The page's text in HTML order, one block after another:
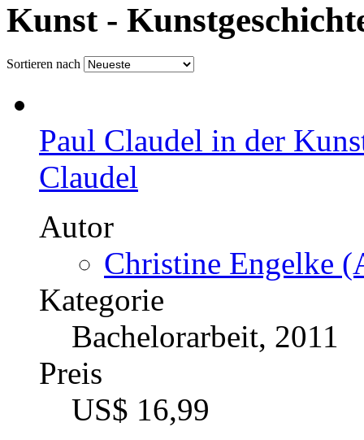
Kunst -
Sortieren nach
Paul Claudel in der
Claudel
Autor
Christine Engelke
Kategorie
Bachelorarbeit, 2011
Preis
US$ 16,99